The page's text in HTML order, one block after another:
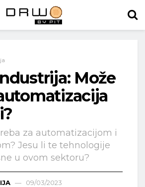
Može
za automatizacijom i
Jesu li te tehnologije
u ovom sektoru?
09/03/2023